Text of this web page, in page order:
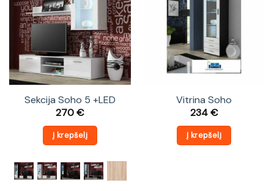
Sekcija Soho 5 +LED
270€
Į krepšelį
Vitrina Soho
234€
Į krepšelį